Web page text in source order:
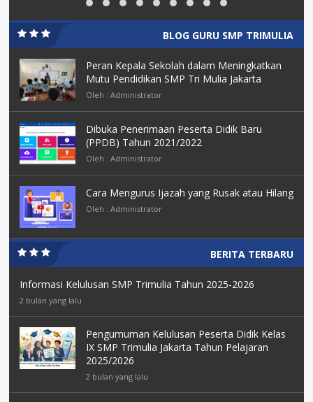
BLOG GURU SMP TRIMULIA
Peran Kepala Sekolah dalam Meningkatkan
Mutu Pendidikan SMP Tri Mulia Jakarta
Oleh : Administrator
Dibuka Penerimaan Peserta Didik Baru
(PPDB) Tahun 2021/2022
Oleh : Administrator
Cara Mengurus Ijazah yang Rusak atau Hilang
Oleh : Administrator
BERITA TERBARU
Informasi Kelulusan SMP Trimulia Tahun 2025-2026
2 bulan yang lalu
Pengumuman Kelulusan Peserta Didik Kelas
IX SMP Trimulia Jakarta Tahun Pelajaran
2025/2026
2 bulan yang lalu